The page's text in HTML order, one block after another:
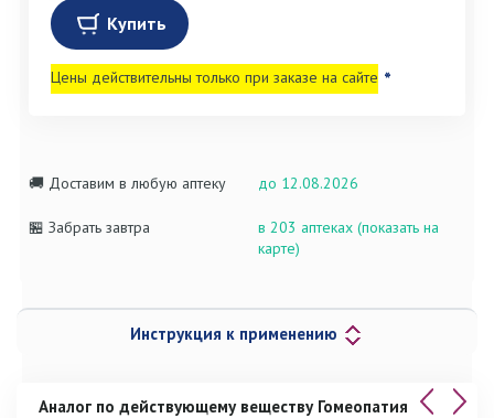
Купить
Цены действительны только при заказе на сайте *
🚚 Доставим в любую аптеку до 12.08.2026
🏪 Забрать завтра
в 203 аптеках (показать на
карте)
Инструкция к применению
Аналог по действующему веществу Гомеопатия